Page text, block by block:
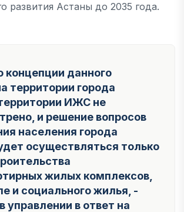
развития Астаны до 2035 года.
концепции данного
территории города
ИЖС не
и решение вопросов
населения города
осуществляться только
жилых комплексов,
и социального жилья, -
управлении в ответ на